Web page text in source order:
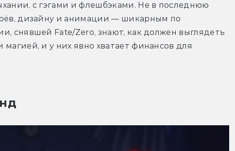
с гэгами и флешбэками. Не в последнюю
дизайну и анимации — шикарным по
снявшей Fate/Zero, знают, как должен выглядеть
и у них явно хватает финансов для